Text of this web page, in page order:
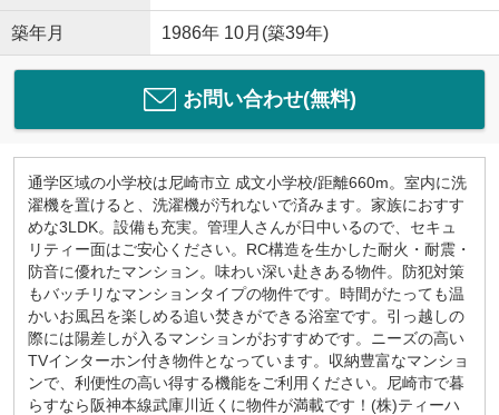
築年月 1986年 10月(築39年)
お問い合わせ(無料)
通学区域の小学校は尼崎市立 成文小学校/距離660m。室内に洗
濯機を置けると、洗濯機が汚れないで済みます。家族におすす
めな3LDK。設備も充実。管理人さんが日中いるので、セキュ
リティー面はご安心ください。RC構造を生かした耐火・耐震・
防音に優れたマンション。味わい深い赴きある物件。防犯対策
もバッチリなマンションタイプの物件です。時間がたっても温
かいお風呂を楽しめる追い焚きができる浴室です。引っ越しの
際には陽差しが入るマンションがおすすめです。ニーズの高い
TVインターホン付き物件となっています。収納豊富なマンショ
ンで、利便性の高い得する機能をご利用ください。尼崎市で暮
らすなら阪神本線武庫川近くに物件が満載です！(株)ティーハ